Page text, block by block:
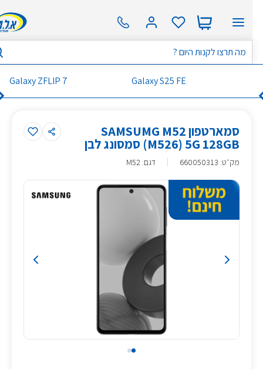
Galaxy S25 FE
Galaxy ZFLIP 7
סמארטפון SAMSUMG M52
(M526) 5G 128GB סמסונג לבן
מק״ט:
660050313 דגם: M52